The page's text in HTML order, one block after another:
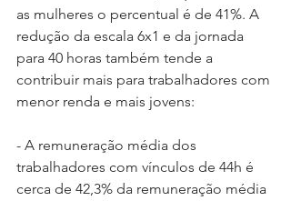
as mulheres o percentual é de 41%. A
redução da escala 6x1 e da jornada
para 40 horas também tende a
contribuir mais para trabalhadores com
menor renda e mais jovens:
- A remuneração média dos
trabalhadores com vínculos de 44h é
cerca de 42,3% da remuneração média